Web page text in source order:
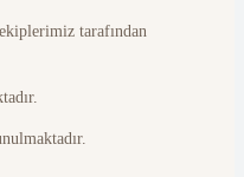
tarafından